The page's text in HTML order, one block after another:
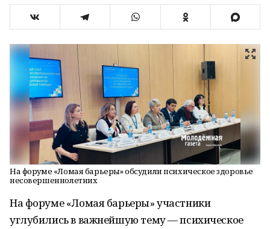
На форуме «Ломая барьеры» обсудили психическое здоровье
несовершеннолетних
На форуме «Ломая барьеры» участники
углубились в важнейшую тему — психическое